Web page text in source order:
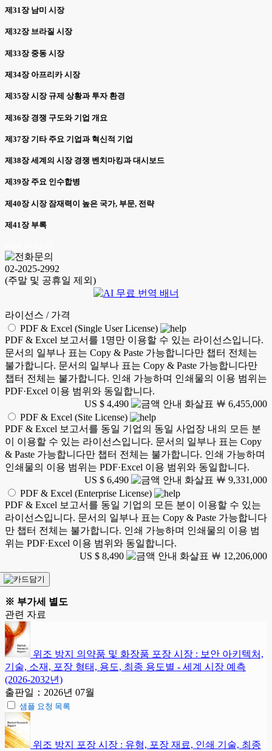
제31장 남미 시장
제32장 브라질 시장
제33장 중동 시장
제34장 아프리카 시장
제35장 시장 규제 상황과 투자 환경
제36장 경쟁 구도와 기업 개요
제37장 기타 주요 기업과 혁신적 기업
제38장 세계의 시장 경쟁 벤치마킹과 대시보드
제39장 주요 인수합병
제40장 시장 잠재력이 높은 국가, 부문, 전략
제41장 부록
02-2025-2992
(주말 및 공휴일 제외)
라이선스 / 가격
PDF & Excel (Single User License)
PDF & Excel 보고서를 1명만 이용할 수 있는 라이선스입니다.
문서의 일부나 표는 Copy & Paste 가능합니다만 챕터 전체는
불가합니다. 문서의 일부나 표는 Copy & Paste 가능합니다만
챕터 전체는 불가합니다. 인쇄 가능하며 인쇄물의 이용 범위는
PDF·Excel 이용 범위와 동일합니다.
US $ 4,490
￦ 6,455,000
PDF & Excel (Site License)
PDF & Excel 보고서를 동일 기업의 동일 사업장 내의 모든 분
이 이용할 수 있는 라이선스입니다. 문서의 일부나 표는 Copy
& Paste 가능합니다만 챕터 전체는 불가합니다. 인쇄 가능하며
인쇄물의 이용 범위는 PDF·Excel 이용 범위와 동일합니다.
US $ 6,490
￦ 9,331,000
PDF & Excel (Enterprise License)
PDF & Excel 보고서를 동일 기업의 모든 분이 이용할 수 있는
라이선스입니다. 문서의 일부나 표는 Copy & Paste 가능합니다
만 챕터 전체는 불가합니다. 인쇄 가능하며 인쇄물의 이용 범
위는 PDF·Excel 이용 범위와 동일합니다.
US $ 8,490
￦ 12,206,000
※ 부가세 별도
관련 자료
위조 방지 의약품 및 화장품 포장 시장 : 보안 아키텍처,
기술, 소재, 포장 형태, 용도, 최종 용도별 - 세계 시장 예측
(2026-2032년)
출판일：2026년 07월
샘플 요청 목록
위조 방지 포장 시장 : 유형, 포장 재료, 인쇄 기술, 최종